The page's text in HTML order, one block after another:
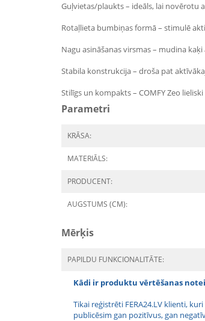
Guļvietas/plaukts – ideāls, lai novērotu
Rotaļlieta bumbiņas formā – stimulē
Nagu asināšanas virsmas – mudina
Stabila konstrukcija – droša pat
Stilīgs un kompakts – COMFY Zeo
Parametri
KRĀSA:
MATERIĀLS:
PRODUCENT:
AUGSTUMS (CM):
Mērķis
PAPILDU FUNKCIONALITĀTE:
Kādi ir produktu vērtēšanas
Tikai reģistrēti FERA24.LV klienti,
publicēsim gan pozitīvus, gan